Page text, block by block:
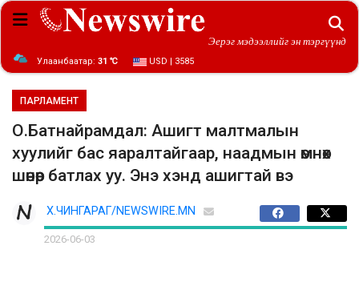
Эерэг мэдээллийг эн тэргүүнд
Улаанбаатар: 31 ℃ USD | 3585
ПАРЛАМЕНТ
О.Батнайрамдал: Ашигт малтмалын
хуулийг бас яаралтайгаар, наадмын өмнөх
шөнөөр батлах уу. Энэ хэнд ашигтай вэ
Х.ЧИНГАРАГ/NEWSWIRE.MN
2026-06-03